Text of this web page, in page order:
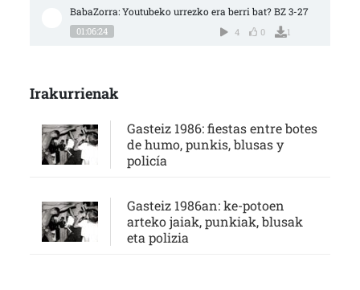
BabaZorra: Youtubeko urrezko era berri bat? BZ 3-27
01:06:24 4 0 1
Irakurrienak
Gasteiz 1986: fiestas entre botes
de humo, punkis, blusas y
policía
Gasteiz 1986an: ke-potoen
arteko jaiak, punkiak, blusak
eta polizia